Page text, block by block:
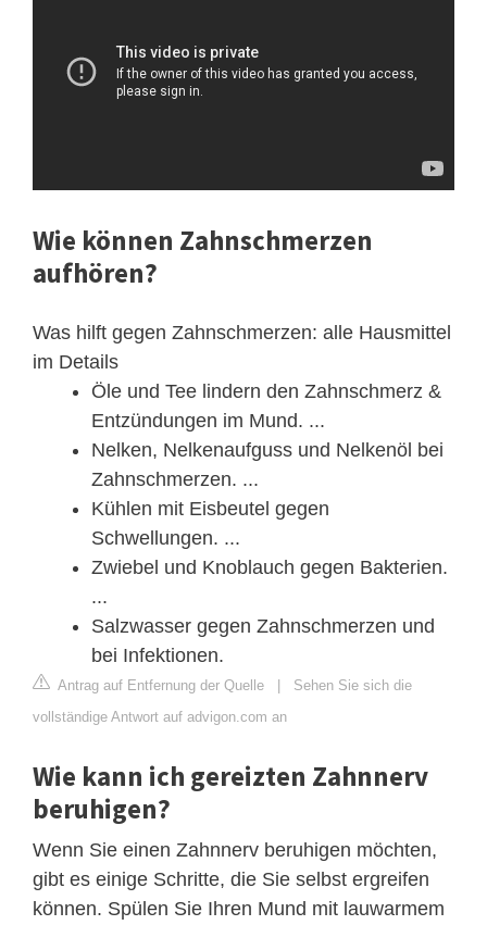
Wie können Zahnschmerzen
aufhören?
Was hilft gegen Zahnschmerzen: alle Hausmittel
im Details
Öle und Tee lindern den Zahnschmerz &
Entzündungen im Mund. ...
Nelken, Nelkenaufguss und Nelkenöl bei
Zahnschmerzen. ...
Kühlen mit Eisbeutel gegen
Schwellungen. ...
Zwiebel und Knoblauch gegen Bakterien.
...
Salzwasser gegen Zahnschmerzen und
bei Infektionen.
Antrag auf Entfernung der Quelle | Sehen Sie sich die
vollständige Antwort auf advigon.com an
Wie kann ich gereizten Zahnnerv
beruhigen?
Wenn Sie einen Zahnnerv beruhigen möchten,
gibt es einige Schritte, die Sie selbst ergreifen
können. Spülen Sie Ihren Mund mit lauwarmem